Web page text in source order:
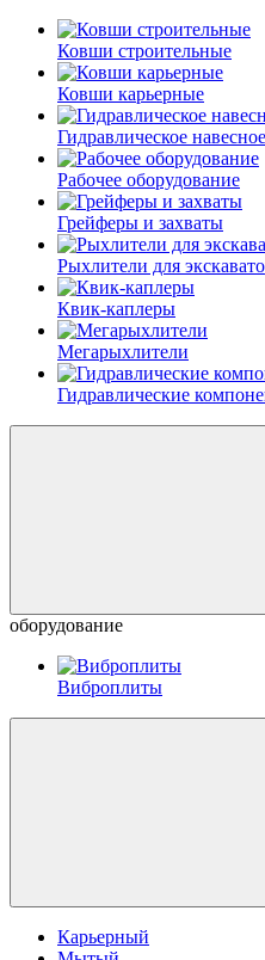
Ковши строительные
Ковши карьерные
Гидравлическое
Рабочее оборудование
Грейферы и захваты
Рыхлители для
Квик-каплеры
Мегарыхлители
Гидравлические
оборудование
Виброплиты
Карьерный